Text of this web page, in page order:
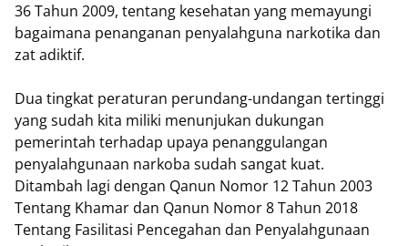
36 Tahun 2009, tentang kesehatan yang memayungi
bagaimana penanganan penyalahguna narkotika dan
zat adiktif.
Dua tingkat peraturan perundang-undangan tertinggi
yang sudah kita miliki menunjukan dukungan
pemerintah terhadap upaya penanggulangan
penyalahgunaan narkoba sudah sangat kuat.
Ditambah lagi dengan Qanun Nomor 12 Tahun 2003
Tentang Khamar dan Qanun Nomor 8 Tahun 2018
Tentang Fasilitasi Pencegahan dan Penyalahgunaan